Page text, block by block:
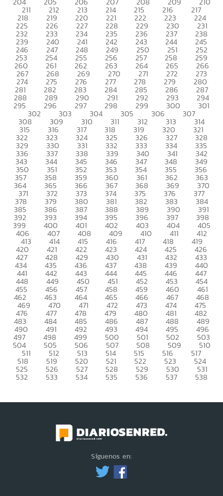
211 212 213 214 215 216 217
218 219 220 221 222 223 224
225 226 227 228 229 230 231
232 233 234 235 236 237 238
239 240 241 242 243 244 245
246 247 248 249 250 251 252
253 254 255 256 257 258 259
260 261 262 263 264 265 266
267 268 269 270 271 272 273
274 275 276 277 278 279 280
281 282 283 284 285 286 287
288 289 290 291 292 293 294
295 296 297 298 299 300 301
302 303 304 305 306 307
308 309 310 311 312 313 314
315 316 317 318 319 320 321
322 323 324 325 326 327 328
329 330 331 332 333 334 335
336 337 338 339 340 341 342
343 344 345 346 347 348 349
350 351 352 353 354 355 356
357 358 359 360 361 362 363
364 365 366 367 368 369 370
371 372 373 374 375 376 377
378 379 380 381 382 383 384
385 386 387 388 389 390 391
392 393 394 395 396 397 398
399 400 401 402 403 404 405
406 407 408 409 410 411 412
413 414 415 416 417 418 419
420 421 422 423 424 425 426
427 428 429 430 431 432 433
434 435 436 437 438 439 440
441 442 443 444 445 446 447
448 449 450 451 452 453 454
455 456 457 458 459 460 461
462 463 464 465 466 467 468
469 470 471 472 473 474 475
476 477 478 479 480 481 482
483 484 485 486 487 488 489
490 491 492 493 494 495 496
497 498 499 500 501 502 503
504 505 506 507 508 509 510
511 512 513 514 515 516 517
518 519 520 521 522 523 524
525 526 527 528 529 530 531
532 533 534 535 536 537 538
Síguenos en: